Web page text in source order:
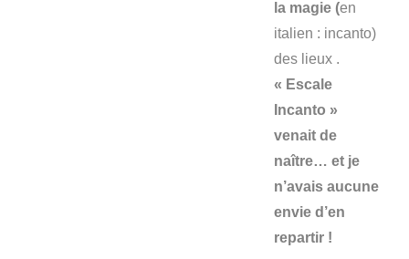
la magie (en
italien : incanto)
des lieux .
« Escale
Incanto »
venait de
naître… et je
n’avais aucune
envie d’en
repartir !